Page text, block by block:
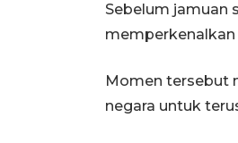
Sebelum jamuan
Momen tersebut
negara untuk